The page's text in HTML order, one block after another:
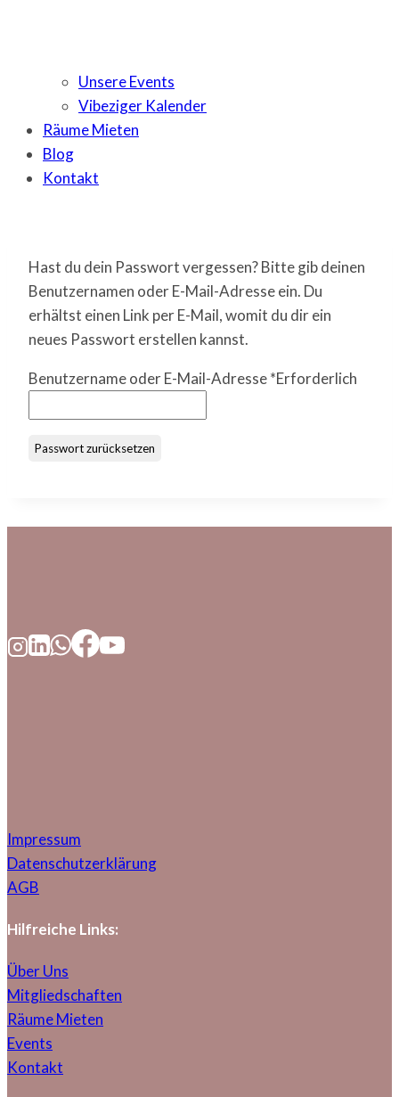
Unsere Events
Vibeziger Kalender
Räume Mieten
Blog
Kontakt
Hast du dein Passwort vergessen? Bitte gib deinen
Benutzernamen oder E-Mail-Adresse ein. Du
erhältst einen Link per E-Mail, womit du dir ein
neues Passwort erstellen kannst.
Benutzername oder E-Mail-Adresse*Erforderlich
Passwort zurücksetzen
Impressum
Datenschutzerklärung
AGB
Hilfreiche Links:
Über Uns
Mitgliedschaften
Räume Mieten
Events
Kontakt